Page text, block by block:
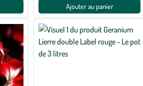
Ajouter au panier